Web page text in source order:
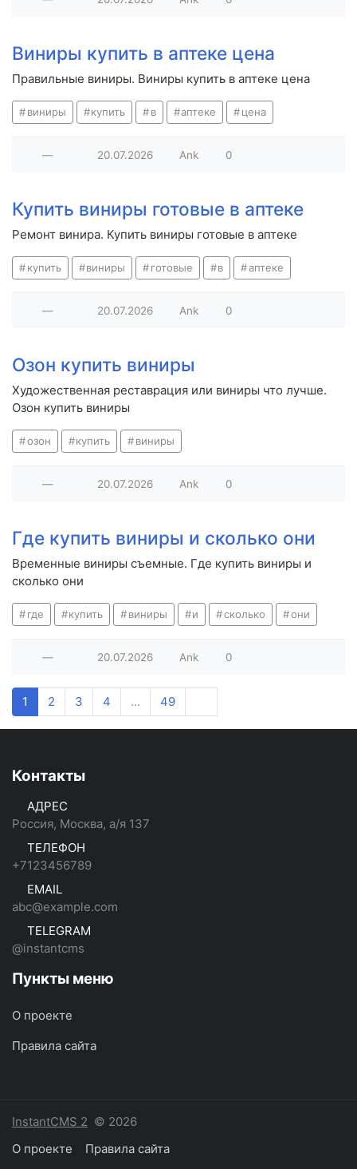
Виниры купить в аптеке цена
Правильные виниры. Виниры купить в аптеке цена
виниры купить в аптеке цена
— 20.07.2026 Ank 0
Купить виниры готовые в аптеке
Ремонт винира. Купить виниры готовые в аптеке
купить виниры готовые в аптеке
— 20.07.2026 Ank 0
Озон купить виниры
Художественная реставрация или виниры что лучше.
Озон купить виниры
озон купить виниры
— 20.07.2026 Ank 0
Где купить виниры и сколько они
Временные виниры съемные. Где купить виниры и
сколько они
где купить виниры и сколько они
— 20.07.2026 Ank 0
1 2 3 4 ... 49
Контакты
АДРЕС
Россия, Москва, а/я 137
ТЕЛЕФОН
+7123456789
EMAIL
abc@example.com
TELEGRAM
@instantcms
Пункты меню
О проекте
Правила сайта
InstantCMS 2 © 2026
О проекте
Правила сайта